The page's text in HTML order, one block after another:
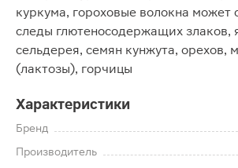
куркума, гороховые волокна может
следы глютеносодержащих злаков,
сельдерея, семян кунжута, орехов,
(лактозы), горчицы
Характеристики
Бренд
Производитель